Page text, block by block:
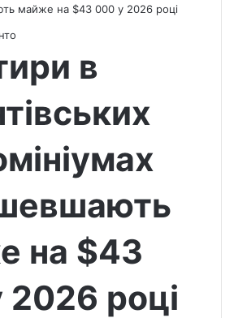
майже на $43 000 у 2026 році
в
на $43
році